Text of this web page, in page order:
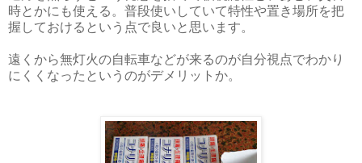
時とかにも使える。普段使いしていて特性や置き場所を把
握しておけるという点で良いと思います。
遠くから無灯火の自転車などが来るのが自分視点でわかり
にくくなったというのがデメリットか。